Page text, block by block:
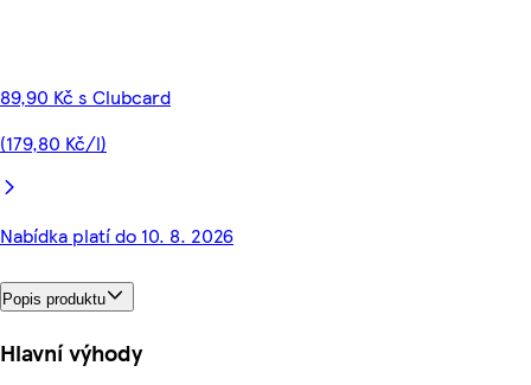
89,90 Kč s Clubcard
(179,80 Kč/l)
Nabídka platí do 10. 8. 2026
Popis produktu
Hlavní výhody